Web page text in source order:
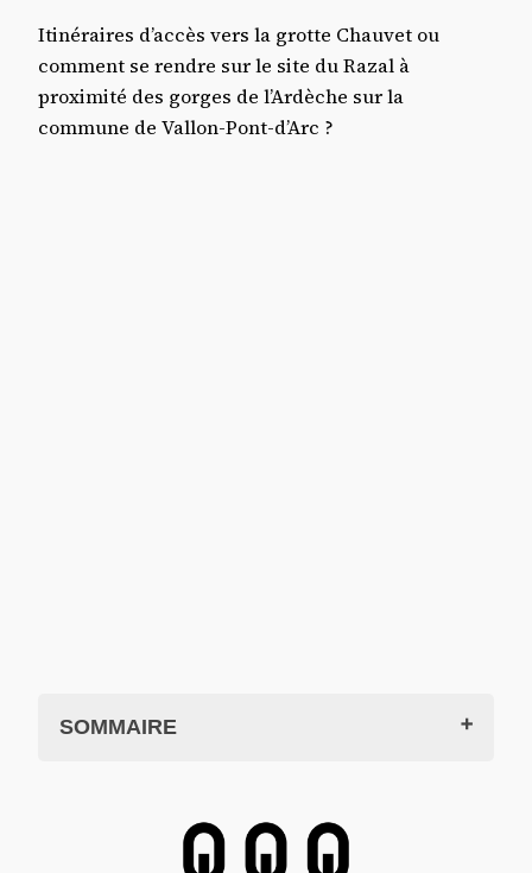
Itinéraires d’accès vers la grotte Chauvet ou
comment se rendre sur le site du Razal à
proximité des gorges de l’Ardèche sur la
commune de Vallon-Pont-d’Arc ?
SOMMAIRE
Depuis l'A7 Lyon et le nord de la France
Depuis l'A7, Orange et le sud de la